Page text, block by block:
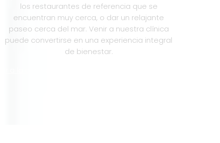
los restaurantes de referencia que se
encuentran muy cerca, o dar un relajante
paseo cerca del mar. Venir a nuestra clínica
puede convertirse en una experiencia integral
de bienestar.